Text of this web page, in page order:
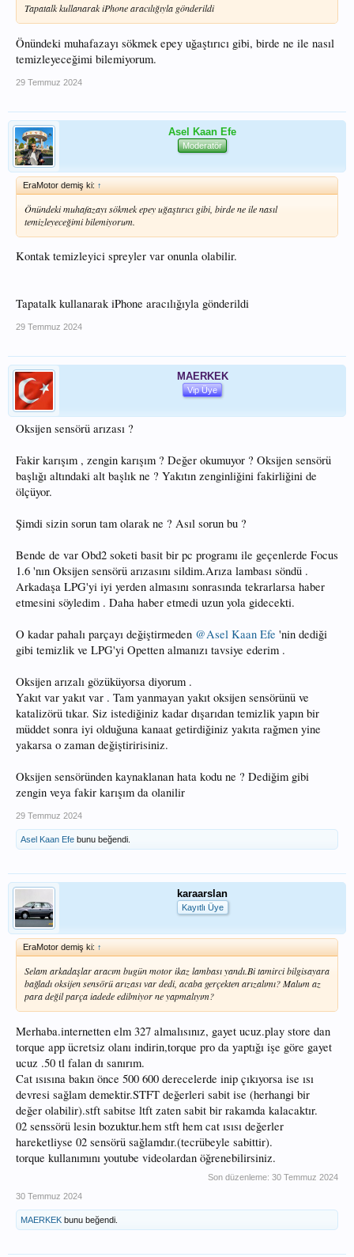
Tapatalk kullanarak iPhone aracılığıyla gönderildi
Önündeki muhafazayı sökmek epey uğaştırıcı gibi, birde ne ile nasıl
temizleyeceğimi bilemiyorum.
29 Temmuz 2024
Asel Kaan Efe
Moderatör
EraMotor demiş ki: ↑
Önündeki muhafazayı sökmek epey uğaştırıcı gibi, birde ne ile nasıl
temizleyeceğimi bilemiyorum.
Kontak temizleyici spreyler var onunla olabilir.
Tapatalk kullanarak iPhone aracılığıyla gönderildi
29 Temmuz 2024
MAERKEK
Vip Üye
Oksijen sensörü arızası ?
Fakir karışım , zengin karışım ? Değer okumuyor ? Oksijen sensörü
başlığı altındaki alt başlık ne ? Yakıtın zenginliğini fakirliğini de
ölçüyor.
Şimdi sizin sorun tam olarak ne ? Asıl sorun bu ?
Bende de var Obd2 soketi basit bir pc programı ile geçenlerde Focus
1.6 'nın Oksijen sensörü arızasını sildim.Arıza lambası söndü .
Arkadaşa LPG'yi iyi yerden almasını sonrasında tekrarlarsa haber
etmesini söyledim . Daha haber etmedi uzun yola gidecekti.
O kadar pahalı parçayı değiştirmeden @Asel Kaan Efe 'nin dediği
gibi temizlik ve LPG'yi Opetten almanızı tavsiye ederim .
Oksijen arızalı gözüküyorsa diyorum .
Yakıt var yakıt var . Tam yanmayan yakıt oksijen sensörünü ve
katalizörü tıkar. Siz istediğiniz kadar dışarıdan temizlik yapın bir
müddet sonra iyi olduğuna kanaat getirdiğiniz yakıta rağmen yine
yakarsa o zaman değiştiririsiniz.
Oksijen sensöründen kaynaklanan hata kodu ne ? Dediğim gibi
zengin veya fakir karışım da olanilir
29 Temmuz 2024
Asel Kaan Efe bunu beğendi.
karaarslan
Kayıtlı Üye
EraMotor demiş ki: ↑
Selam arkadaşlar aracım bugün motor ikaz lambası yandı.Bi tamirci bilgisayara
bağladı oksijen sensörü arızası var dedi, acaba gerçekten arızalımı? Malum az
para değil parça iadede edilmiyor ne yapmalıyım?
Merhaba.internetten elm 327 almalısınız, gayet ucuz.play store dan
torque app ücretsiz olanı indirin,torque pro da yaptığı işe göre gayet
ucuz .50 tl falan dı sanırım.
Cat ısısına bakın önce 500 600 derecelerde inip çıkıyorsa ise ısı
devresi sağlam demektir.STFT değerleri sabit ise (herhangi bir
değer olabilir).stft sabitse ltft zaten sabit bir rakamda kalacaktır.
02 senssörü lesin bozuktur.hem stft hem cat ısısı değerler
hareketliyse 02 sensörü sağlamdır.(tecrübeyle sabittir).
torque kullanımını youtube videolardan öğrenebilirsiniz.
Son düzenleme: 30 Temmuz 2024
30 Temmuz 2024
MAERKEK bunu beğendi.